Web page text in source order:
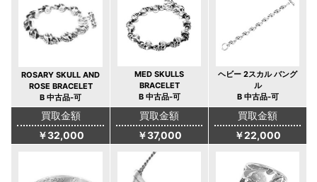
ROSARY SKULL AND
ROSE BRACELET
B 中古品‐可
MED SKULLS
BRACELET
B 中古品‐可
ヘビー 2スカル バング
ル
B 中古品‐可
買取金額
￥32,000
買取金額
￥37,000
買取金額
￥22,000